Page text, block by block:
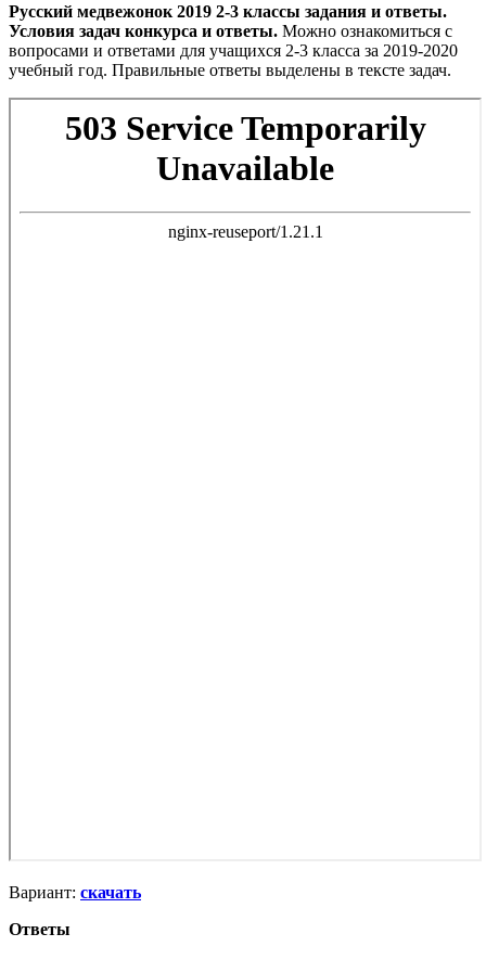
Русский медвежонок 2019 2-3 классы задания и ответы.
Условия задач конкурса и ответы. Можно ознакомиться с
вопросами и ответами для учащихся 2-3 класса за 2019-2020
учебный год. Правильные ответы выделены в тексте задач.
Вариант: скачать
Ответы